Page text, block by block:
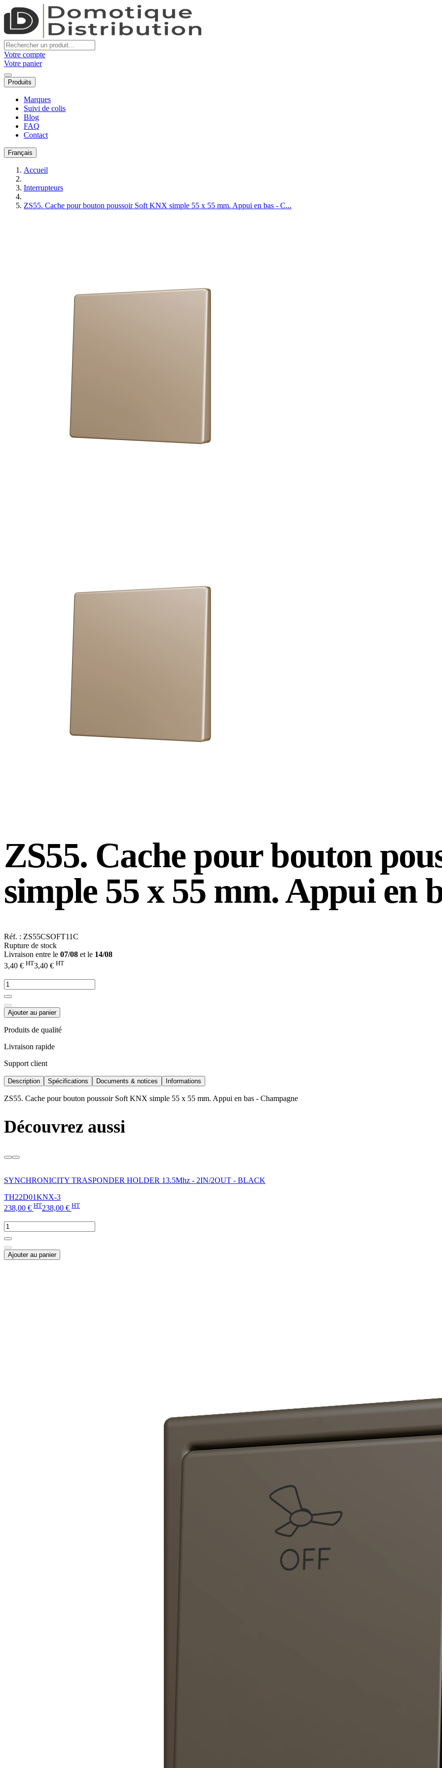
Votre compte
Votre panier
Produits
Marques
Suivi de colis
Blog
FAQ
Contact
Français
Accueil
Interrupteurs
ZS55. Cache pour bouton poussoir Soft KNX simple 55 x 55 mm. Appui en bas - C...
ZS55. Cache pour bouton
simple 55 x 55 mm. Appui en
Réf. : ZS55CSOFT11C
Rupture de stock
Livraison entre le 07/08 et le 14/08
3,40 € HT3,40 € HT
Ajouter au panier
Produits de qualité
Livraison rapide
Support client
Description Spécifications Documents & notices Informations
ZS55. Cache pour bouton poussoir Soft KNX simple 55 x 55 mm. Appui en bas - Champagne
Découvrez aussi
SYNCHRONICITY TRASPONDER HOLDER 13.5Mhz - 2IN/2OUT - BLACK
TH22D01KNX-3
238,00 € HT238,00 € HT
Ajouter au panier